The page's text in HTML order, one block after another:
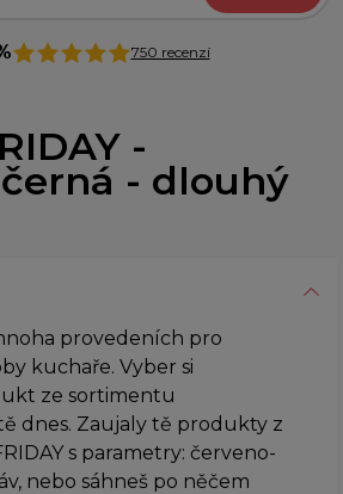
750 recenzí
-
- dlouhý
provedeních pro
kuchaře. Vyber si
ze sortimentu
dnes. Zaujaly tě produkty z
s parametry: červeno-
nebo sáhneš po něčem